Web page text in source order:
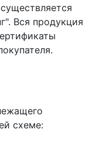
Вся продукция
схеме: